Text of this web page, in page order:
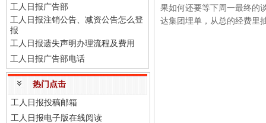
工人日报广告部
工人日报注销公告、减资公告怎么登
报
工人日报遗失声明办理流程及费用
工人日报广告部电话
热门点击
工人日报投稿邮箱
工人日报电子版在线阅读
果如何还要等下周一最终的
达集团埋单，从总的经费里